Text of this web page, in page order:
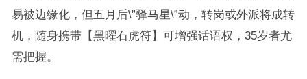
易被边缘化，但五月后\”驿马星\”动，转岗或外派将成转
机，随身携带【黑曜石虎符】可增强话语权，35岁者尤
需把握。